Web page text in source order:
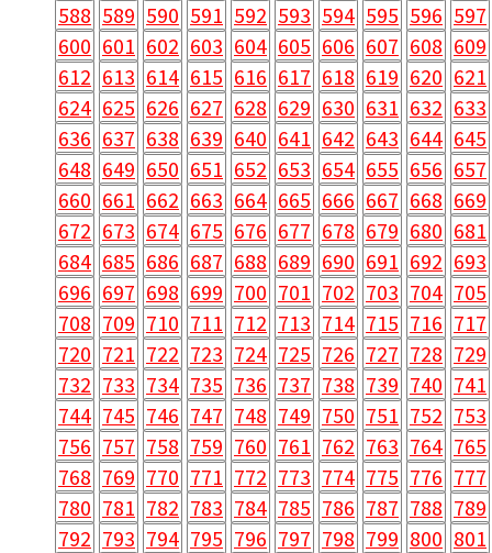
588 589 590 591 592 593 594 595 596 597
600 601 602 603 604 605 606 607 608 609
612 613 614 615 616 617 618 619 620 621
624 625 626 627 628 629 630 631 632 633
636 637 638 639 640 641 642 643 644 645
648 649 650 651 652 653 654 655 656 657
660 661 662 663 664 665 666 667 668 669
672 673 674 675 676 677 678 679 680 681
684 685 686 687 688 689 690 691 692 693
696 697 698 699 700 701 702 703 704 705
708 709 710 711 712 713 714 715 716 717
720 721 722 723 724 725 726 727 728 729
732 733 734 735 736 737 738 739 740 741
744 745 746 747 748 749 750 751 752 753
756 757 758 759 760 761 762 763 764 765
768 769 770 771 772 773 774 775 776 777
780 781 782 783 784 785 786 787 788 789
792 793 794 795 796 797 798 799 800 801